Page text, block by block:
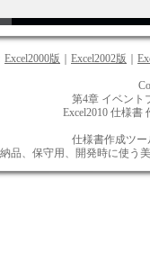
Excel2000版 Excel2002版
第4章 イベント
Excel2010 仕様書
仕様書作成ツー
納品、保守用、開発時に使う